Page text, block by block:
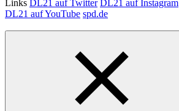
Links DL21 auf Twitter DL21 auf Instagram
DL21 auf YouTube spd.de